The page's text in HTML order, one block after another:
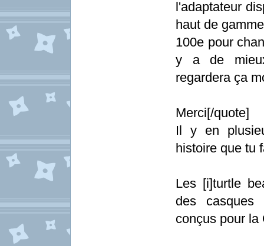
l'adaptateur
haut de
100e pour
y a de
regardera ça
Merci[/quote]
Il y en
histoire que tu
Les [i]turtle
des casques
conçus pour la